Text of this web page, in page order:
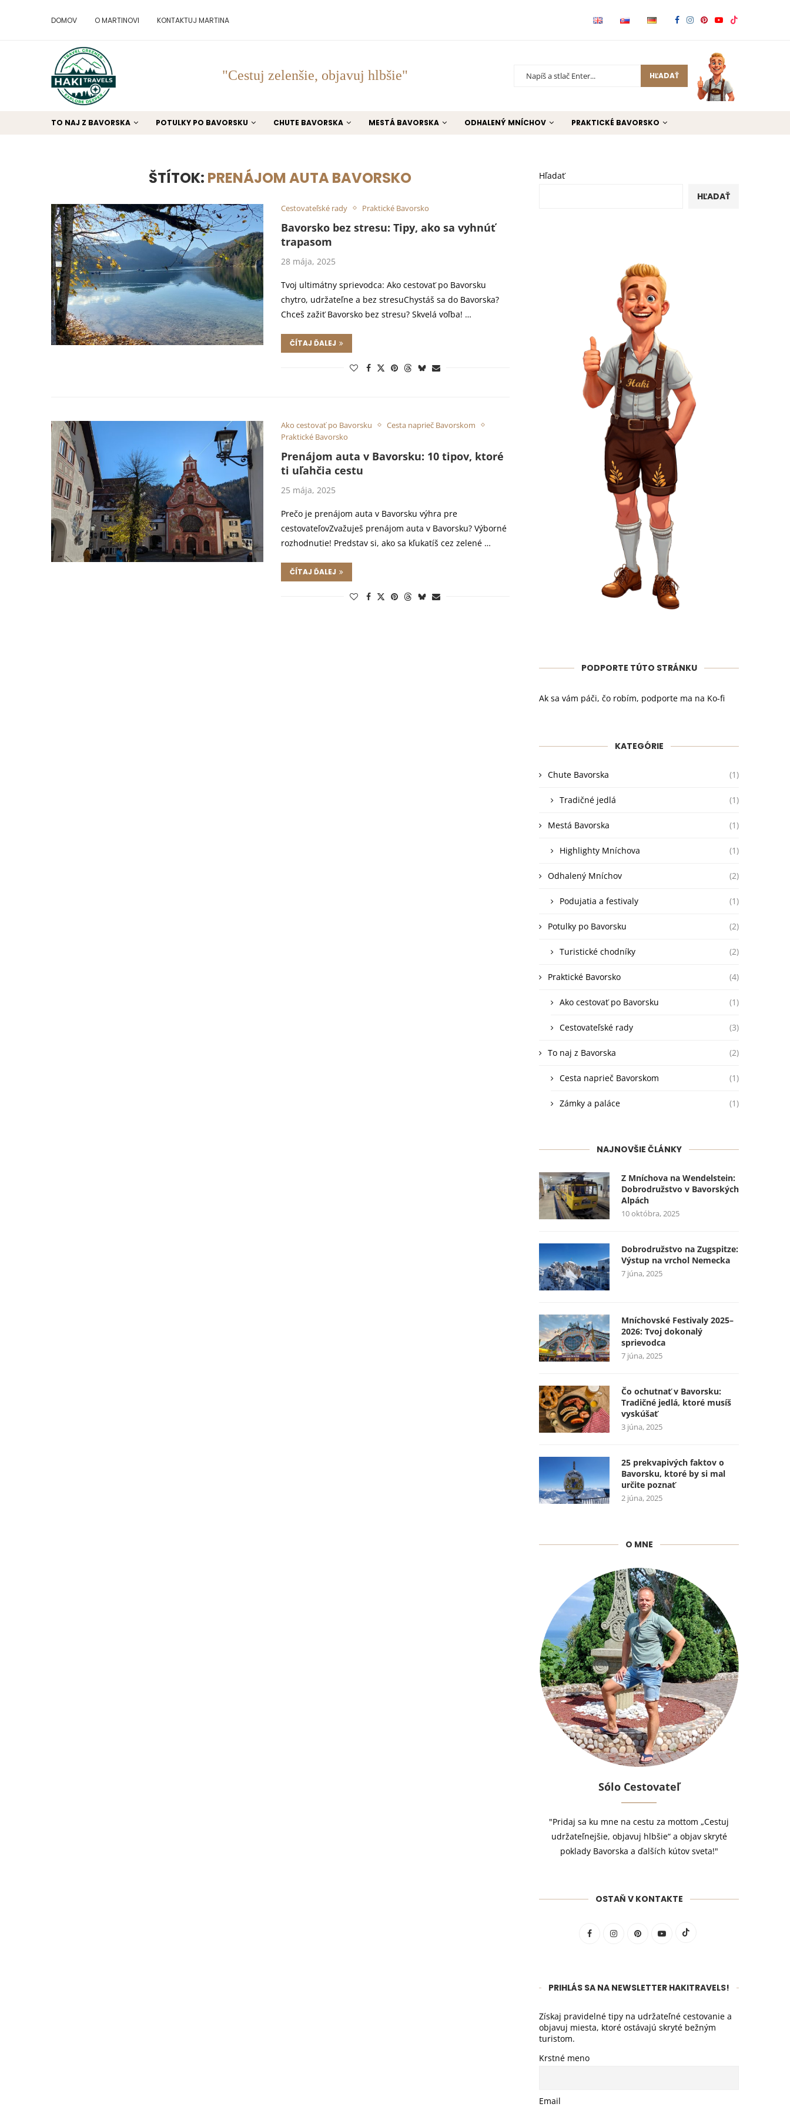
DOMOV O MARTINOVI KONTAKTUJ MARTINA
"Cestuj zelenšie, objavuj hlbšie" HĽADAŤ
TO NAJ Z BAVORSKA POTULKY PO BAVORSKU CHUTE BAVORSKA MESTÁ BAVORSKA ODHALENÝ MNÍCHOV PRAKTICKÉ BAVORSKO
ŠTÍTOK: PRENÁJOM AUTA BAVORSKO
Cestovateľské rady Praktické Bavorsko
Bavorsko bez stresu: Tipy, ako sa vyhnúť
trapasom
28 mája, 2025
Tvoj ultimátny sprievodca: Ako cestovať po Bavorsku
chytro, udržateľne a bez stresuChystáš sa do Bavorska?
Chceš zažiť Bavorsko bez stresu? Skvelá voľba! …
ČÍTAJ ĎALEJ
Ako cestovať po Bavorsku
Cesta naprieč Bavorskom
Praktické Bavorsko
Prenájom auta v Bavorsku: 10 tipov, ktoré
ti uľahčia cestu
25 mája, 2025
Prečo je prenájom auta v Bavorsku výhra pre
cestovateľovZvažuješ prenájom auta v Bavorsku? Výborné
rozhodnutie! Predstav si, ako sa kľukatíš cez zelené …
ČÍTAJ ĎALEJ
Hľadať
HĽADAŤ
PODPORTE TÚTO STRÁNKU
Ak sa vám páči, čo robím, podporte ma na Ko-fi
KATEGÓRIE
Chute Bavorska (1)
Tradičné jedlá (1)
Mestá Bavorska (1)
Highlighty Mníchova (1)
Odhalený Mníchov (2)
Podujatia a festivaly (1)
Potulky po Bavorsku (2)
Turistické chodníky (2)
Praktické Bavorsko (4)
Ako cestovať po Bavorsku (1)
Cestovateľské rady (3)
To naj z Bavorska (2)
Cesta naprieč Bavorskom (1)
Zámky a paláce (1)
NAJNOVŠIE ČLÁNKY
Z Mníchova na Wendelstein:
Dobrodružstvo v Bavorských
Alpách
10 októbra, 2025
Dobrodružstvo na Zugspitze:
Výstup na vrchol Nemecka
7 júna, 2025
Mníchovské Festivaly 2025–
2026: Tvoj dokonalý
sprievodca
7 júna, 2025
Čo ochutnať v Bavorsku:
Tradičné jedlá, ktoré musíš
vyskúšať
3 júna, 2025
25 prekvapivých faktov o
Bavorsku, ktoré by si mal
určite poznať
2 júna, 2025
O MNE
Sólo Cestovateľ
"Pridaj sa ku mne na cestu za mottom „Cestuj
udržateľnejšie, objavuj hlbšie“ a objav skryté
poklady Bavorska a ďalších kútov sveta!"
OSTAŇ V KONTAKTE
PRIHLÁS SA NA NEWSLETTER HAKITRAVELS!
Získaj pravidelné tipy na udržateľné cestovanie a
objavuj miesta, ktoré ostávajú skryté bežným
turistom.
Krstné meno
Email